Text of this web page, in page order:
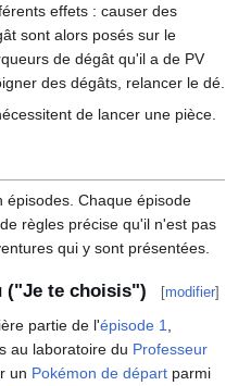
effets : causer des
sont alors posés sur le
de dégât qu'il a de PV
des dégâts, relancer le dé.
de lancer une pièce.
épisodes. Chaque épisode
règles précise qu'il n'est pas
qui y sont présentées.
("Je te choisis") [modifier]
partie de l'épisode 1
au laboratoire du Professeur
un Pokémon de départ parmi